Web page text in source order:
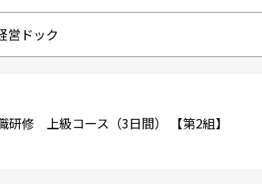
営ドック
修 上級コース（3日間） 【第2組】